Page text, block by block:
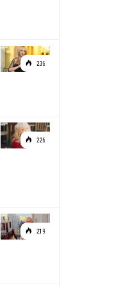
236
226
219